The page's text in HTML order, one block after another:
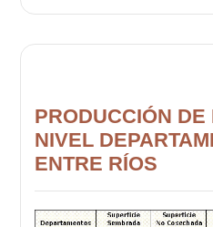
PRODUCCIÓN
NIVEL
ENTRE RÍOS